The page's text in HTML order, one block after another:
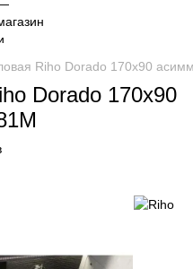
Riho Dorado 170х90
Dorado 170х90